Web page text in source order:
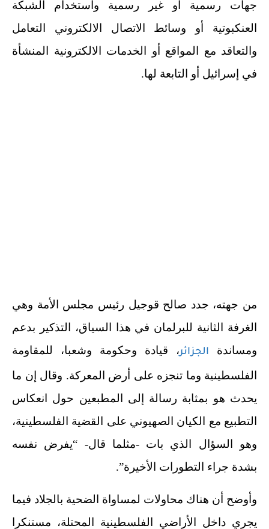
جهات رسمية أو غير رسمية واستخدام الشبكة
العنكبوتية أو وسائط الاتصال الالكتروني التعامل
والتعاقد مع المواقع أو الخدمات الالكترونية المنشأة
في إسرائيل أو التابعة لها.
من جهته، جدد صالح قوجيل رئيس مجلس الأمة وهي
الغرفة الثانية للبرلمان في هذا السياق، التذكير بدعم
ومساندة
الجزائر، قيادة وحكومة وشعبا، للمقاومة
الفلسطينية وما تنجزه على أرض المعركة. وقال إن ما
يحدث هو بمثابة رسالة إلى المطبعين حول انعكاس
التطبيع مع الكيان الصهيوني على القضية الفلسطينية،
وهو السؤال الذي بات -مثلما قال- “يفرض نفسه
بشدة جراء التطورات الأخيرة”.
وأوضح أن هناك محاولات لمساواة الضحية بالجلاد فيما
يجري داخل الأراضي الفلسطينية المحتلة، مستنكرا